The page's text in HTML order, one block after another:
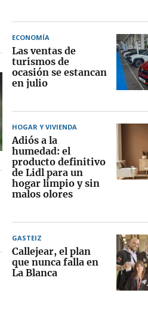
ECONOMÍA
Las ventas de
turismos de
ocasión se estancan
en julio
HOGAR Y VIVIENDA
Adiós a la
humedad: el
producto definitivo
de Lidl para un
hogar limpio y sin
malos olores
GASTEIZ
Callejear, el plan
que nunca falla en
La Blanca